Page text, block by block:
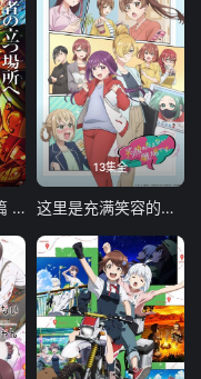
鬼灭之刃 无限城篇 第一章 猗窝座再袭
13集全
这里是充满笑容的职场。